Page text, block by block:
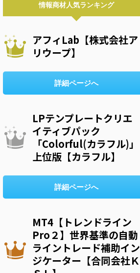
情報商材人気ランキング
アフィLab【株式会社ア
リウープ】
詳細ページへ
LPテンプレートクリエ
イティブパック
「Colorful(カラフル)」
上位版【カラフル】
詳細ページへ
MT4【トレンドライン
Pro２】世界基準の自動
ライントレード補助イン
ジケーター【合同会社Ｋ